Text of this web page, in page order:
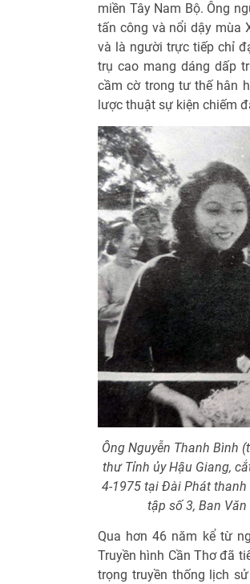
miền Tây Nam Bộ. Ông
tấn công và nổi dậy mùa
và là người trực tiếp chỉ
trụ cao mang dáng dấp
cầm cờ trong tư thế hân
lược thuật sự kiện chiếm
Ông Nguyễn Thanh Bình
thư Tỉnh ủy Hậu Giang,
4-1975 tại Đài Phát thanh
tập số 3, Ban
Qua hơn 46 năm kể từ
Truyền hình Cần Thơ đã
trọng truyền thống lịch